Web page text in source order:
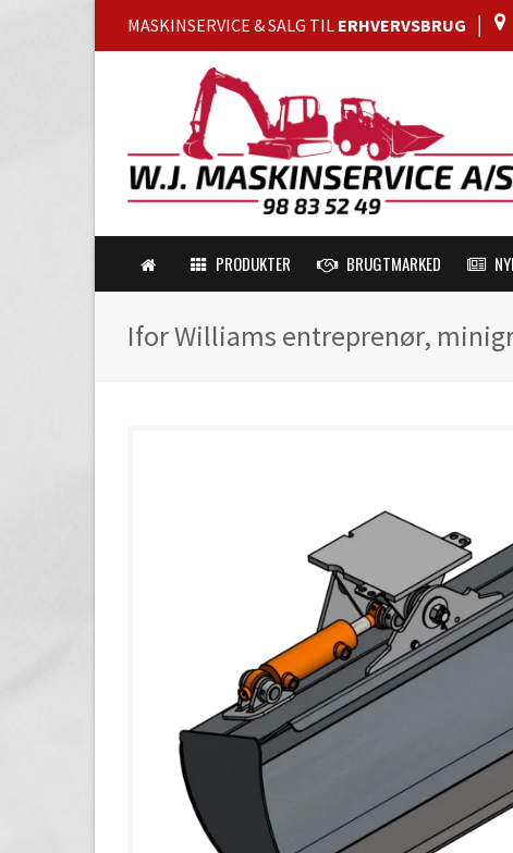
MASKINSERVICE & SALG TIL ERHVERVSBRUG
PRODUKTER BRUGTMARKED
Ifor Williams entreprenør,